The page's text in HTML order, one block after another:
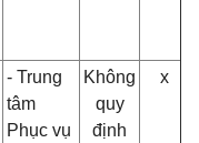
- Trung
tâm
Phục vụ
Không
quy
định
x